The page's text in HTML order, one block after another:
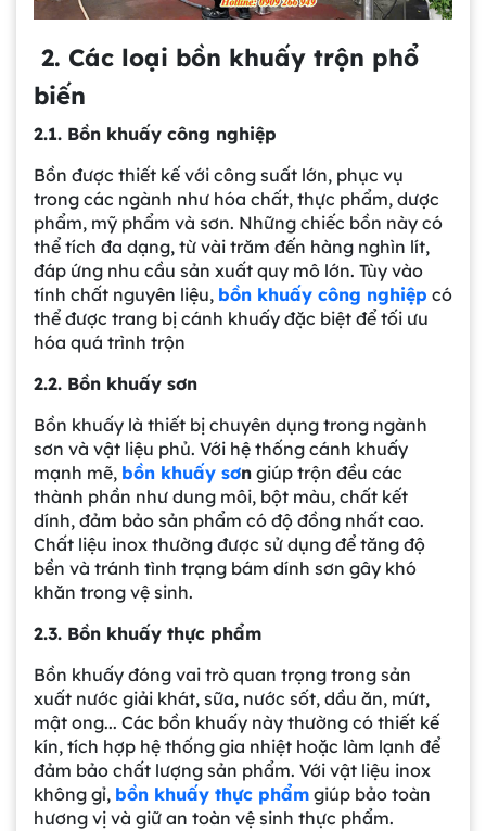
2. Các loại bồn khuấy trộn phổ
biến
2.1. Bồn khuấy công nghiệp
Bồn được thiết kế với công suất lớn, phục vụ
trong các ngành như hóa chất, thực phẩm, dược
phẩm, mỹ phẩm và sơn. Những chiếc bồn này có
thể tích đa dạng, từ vài trăm đến hàng nghìn lít,
đáp ứng nhu cầu sản xuất quy mô lớn. Tùy vào
tính chất nguyên liệu, bồn khuấy công nghiệp có
thể được trang bị cánh khuấy đặc biệt để tối ưu
hóa quá trình trộn
2.2. Bồn khuấy sơn
Bồn khuấy là thiết bị chuyên dụng trong ngành
sơn và vật liệu phủ. Với hệ thống cánh khuấy
mạnh mẽ, bồn khuấy sơn giúp trộn đều các
thành phần như dung môi, bột màu, chất kết
dính, đảm bảo sản phẩm có độ đồng nhất cao.
Chất liệu inox thường được sử dụng để tăng độ
bền và tránh tình trạng bám dính sơn gây khó
khăn trong vệ sinh.
2.3. Bồn khuấy thực phẩm
Bồn khuấy đóng vai trò quan trọng trong sản
xuất nước giải khát, sữa, nước sốt, dầu ăn, mứt,
mật ong... Các bồn khuấy này thường có thiết kế
kín, tích hợp hệ thống gia nhiệt hoặc làm lạnh để
đảm bảo chất lượng sản phẩm. Với vật liệu inox
không gỉ, bồn khuấy thực phẩm giúp bảo toàn
hương vị và giữ an toàn vệ sinh thực phẩm.